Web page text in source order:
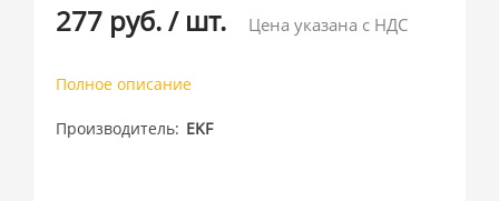
277 руб./ шт. Цена указана с НДС
Полное описание
Производитель EKF